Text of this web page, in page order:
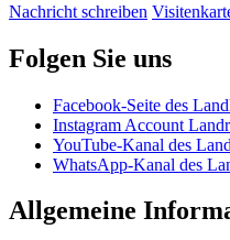
Nachricht schreiben
Folgen Sie uns
Facebook-Seite des
Instagram Account
YouTube-Kanal des
WhatsApp-Kanal des
Allgemeine